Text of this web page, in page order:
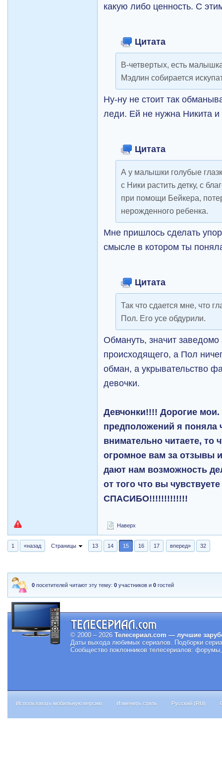
какую либо ценность. С
Цитата
В-четвертых, есть
Мэдлин собирается
Ну-ну не стоит так
леди. Ей не нужна Никита
Цитата
А у малышки голубые
с Ники растить детку, с
при помощи Бейкера,
нерожденного ребенка.
Мне пришлось сделать
смысле в котором ты
Цитата
Так что сдается мне, что
Пол. Его усе обдурили.
Обмануть, значит заведомо
происходящего, а Пол
обман, а укрывательство
девочки.
Девчонки!!!! Дорогие
предположений я поняла
внимательно читаете,
огромное вам за отзывы
дают нам возможность
от того что вы
СПАСИБО!!!!!!!!!!!!!
Наверх
1 «назад Страницы 13 14 15 16 17 вперед» 32
0 посетителей читают эту тему:0 участников и0 гостей
© 2000 – 2026 Телесериал.com — лучшие
Даты выхода любимых сериалов. Подборки
Сообщество поклонников телесериалов:
Использовать мобильную версию Изменить стиль Русский (RU)